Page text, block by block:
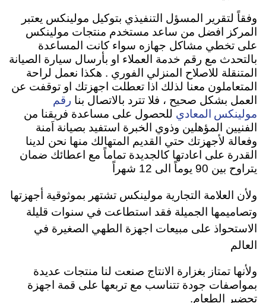
وفقاً لتقرير المسؤل التنفيذي بتوكيل مولينكس يعتبر
المركز افضل من ساعد مستخدم منتجات مولينكس
على تخطي مشاكل جهازه سواء كانت المساعدة
بالتحدث مع رقم خدمة العملاء او بأرسال سيارة الصيانة
المتنقلة للاصلاح المنزلي الفوري . هكذا نعمل لراحة
المتعاملون معنا لذلك اذا تعطلت اجهزتك او توقفت عن
العمل بشكل صحيح ، فلا تترد بالاتصال بنا رقم
مولينكس المعادي للحصول على مساعدة فريقنا من
الفنيين المؤهلين وذوي الخبرة استفيد بصيانة اَمنة
وفعالة لأجهزتك حتي القديم المتهالك منها نحن لدينا
القدرة على اعادتها كالجديدة تماماً مع اعطائك ضمان
يتراوح بين 90 يوماً الى 12 شهراً
ولأن العلامة التجارية مولينكس تشتهر بموثوقية أجهزتها
وتصاميمها الجميلة فقد استطاعت في سنوات قليلة
الاستحواذ على مبيعات اجهزة الطهي الصغيرة في
العالم
ولأنها تمتاز بغزارة الانتاج صنعت لنا منتجات عديدة
بمواصفات جودة تتناسب مع تربعها على قمة اجهزة
تحضير الطعام.